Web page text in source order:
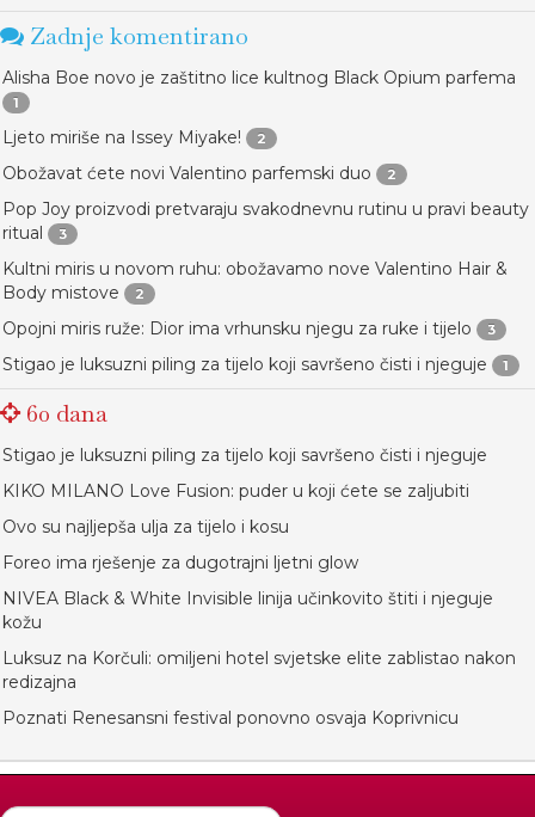
Zadnje komentirano
Alisha Boe novo je zaštitno lice kultnog Black Opium parfema
1
Ljeto miriše na Issey Miyake! 2
Obožavat ćete novi Valentino parfemski duo 2
Pop Joy proizvodi pretvaraju svakodnevnu rutinu u pravi beauty
ritual
3
Kultni miris u novom ruhu: obožavamo nove Valentino Hair &
Body mistove
2
Opojni miris ruže: Dior ima vrhunsku njegu za ruke i tijelo 3
Stigao je luksuzni piling za tijelo koji savršeno čisti i njeguje 1
60 dana
Stigao je luksuzni piling za tijelo koji savršeno čisti i njeguje
KIKO MILANO Love Fusion: puder u koji ćete se zaljubiti
Ovo su najljepša ulja za tijelo i kosu
Foreo ima rješenje za dugotrajni ljetni glow
NIVEA Black & White Invisible linija učinkovito štiti i njeguje
kožu
Luksuz na Korčuli: omiljeni hotel svjetske elite zablistao nakon
redizajna
Poznati Renesansni festival ponovno osvaja Koprivnicu